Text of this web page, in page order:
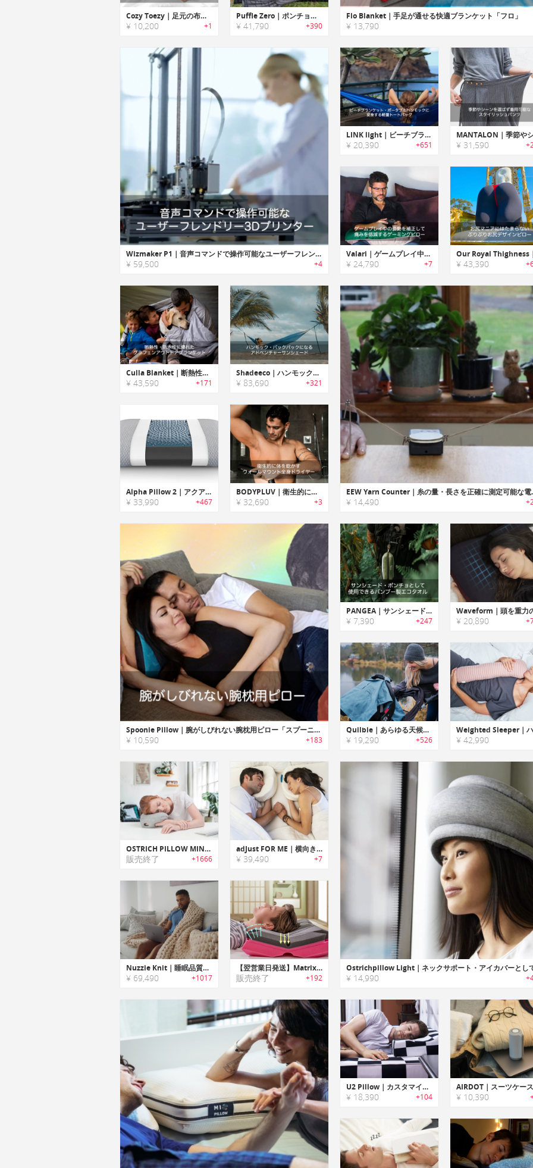
Flo Blanket｜手足が通せる快適ブランケット「フロ」
¥ 13,790
Cozy Toezy｜足元の布団やシーツを持ち上げリラックスした眠りを実現するシーツリフター「コージートージー」
¥ 10,200 +1
Puffle Zero｜ポンチョにもなるアウトドアアドベンチャーブランケット「パッフルゼロ」
¥ 41,790 +390
Wizmaker P1｜音声コマンドで操作可能なユーザーフレンドリー3Dプリンター「ウィズメーカーP1」
¥ 59,500 +4
LINK light｜ビーチブランケット・ポータブルハンモックに変身する軽量トートバッグ「リンクライト」
¥ 20,390 +651 ¥ 31,590
Valari｜ゲームプレイ中の姿勢を補正して痛みを低減するゲーミングピロー「ヴァラーリ」
¥ 24,790 +7 ¥ 43,390
Culla Blanket｜断熱性・防水性に優れたグラフェンアウトドアブランケット「クラブランケット」
¥ 43,590 +171
Shadeeco｜ハンモック・バックパックになるアドベンチャーサンシェード「シェードエコ」
¥ 83,690 +321
EEW Yarn Counter
¥ 14,490
Alpha Pillow 2｜アクアクーリングメンブレン注入の冷感メモリーフォームピロー「アルファピロー2」
¥ 33,990 +467
BODYPLUV｜衛生的に体を乾かすウォールマウント全身ドライヤー「ボディプラブ」
¥ 32,690 +3
Spoonie Pillow｜腕がしびれない腕枕用ピロー「スプーニーピロー」
¥ 10,590 +183
PANGEA｜サンシェード・ポンチョとして使用できるバンブー製エコタオル「パンジーア」
¥ 7,390 +247 ¥ 20,890
Quilbie｜あらゆる天候から赤ちゃんを守る3 in 1ベビーカーカバー「クイルビー」
¥ 19,290 +526 ¥ 42,990
OSTRICH PILLOW MINI｜お手軽仮眠枕
販売終了 +1666
adJust FOR ME｜横向きに寝るユーザー用に設計された快眠ピロー「アジャストフォーミー」
¥ 39,490 +7
¥ 14,990
Nuzzie Knit｜睡眠品質をアップグレードするニットウェイトブランケット「ナジーニット」
¥ 69,490 +1017
【翌営業日発送】Matrix Pillow｜寝相に合わせて頸椎をサポートしてイビキを軽減する快眠ピロー「マトリックス」
販売終了 +192
U2 Pillow｜カスタマイズ可能で寝返りも防止する快眠ピロー「U2ピロー」
¥ 18,390 +104 ¥ 10,390